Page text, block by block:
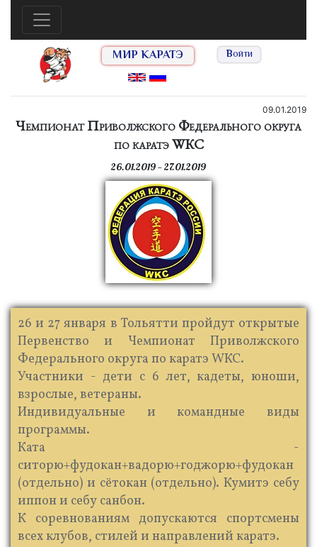
МИР КАРАТЭ Войти
09.01.2019
Чемпионат Приволжского Федерального округа
по каратэ WКС
26.01.2019 — 27.01.2019
26 и 27 января в Тольятти пройдут открытые
Первенство и Чемпионат Приволжского
Федерального округа по каратэ WКС.
Участники - дети с 6 лет, кадеты, юноши,
взрослые, ветераны.
Индивидуальные и командные виды
программы.
Ката -
ситорю+фудокан+вадорю+годжорю+фудокан
(отдельно) и сётокан (отдельно). Кумитэ себу
иппон и себу санбон.
К соревнованиям допускаются спортсмены
всех клубов, стилей и направлений каратэ.